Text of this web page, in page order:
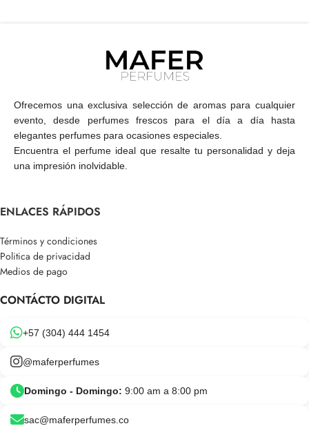
Ofrecemos una exclusiva selección de aromas para cualquier
evento, desde perfumes frescos para el día a día hasta
elegantes perfumes para ocasiones especiales.
Encuentra el perfume ideal que resalte tu personalidad y deja
una impresión inolvidable.
ENLACES RÁPIDOS
Términos y condiciones
Politica de privacidad
Medios de pago
CONTÁCTO DIGITAL
+57 (304) 444 1454
@maferperfumes
Domingo - Domingo: 9:00 am a 8:00 pm
sac@maferperfumes.co